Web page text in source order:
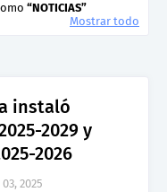
NOTICIAS
Mostrar todo
instaló
2029 y
2026
2025